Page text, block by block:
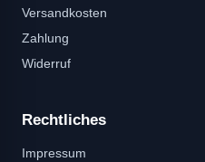
Versandkosten
Zahlung
Widerruf
Rechtliches
Impressum